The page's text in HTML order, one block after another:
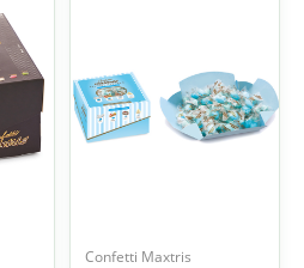
Confetti Maxtris